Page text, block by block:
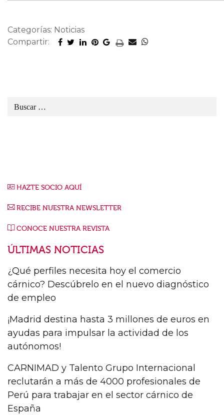
Categorías: Noticias
Compartir:
HAZTE SOCIO AQUÍ
RECIBE NUESTRA NEWSLETTER
CONOCE NUESTRA REVISTA
ÚLTIMAS NOTICIAS
¿Qué perfiles necesita hoy el comercio
cárnico? Descúbrelo en el nuevo diagnóstico
de empleo
¡Madrid destina hasta 3 millones de euros en
ayudas para impulsar la actividad de los
autónomos!
CARNIMAD y Talento Grupo Internacional
reclutarán a más de 4000 profesionales de
Perú para trabajar en el sector cárnico de
España